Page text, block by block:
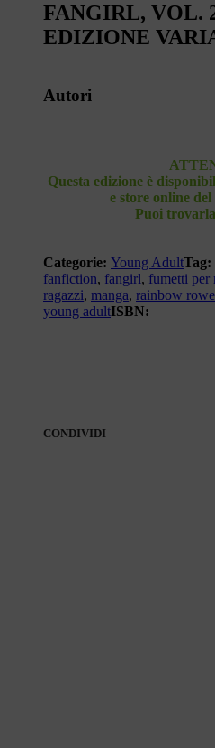
FANGIRL, VOL.
EDIZIONE
Autori
Questa edizione è
e store online
Puoi trovarla
Categorie: Young AdultTag:
fanfiction, fangirl, fumetti per
ragazzi, manga, rainbow
young adultISBN:
CONDIVIDI